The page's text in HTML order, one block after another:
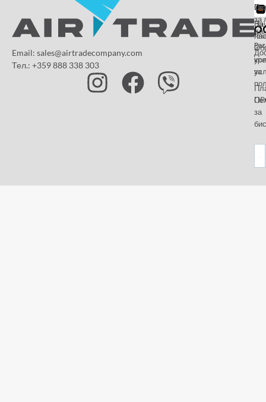
Email: sales@airtradecompany.com
Тел.: +359 888 338 303
За
нас
и
за
за
за